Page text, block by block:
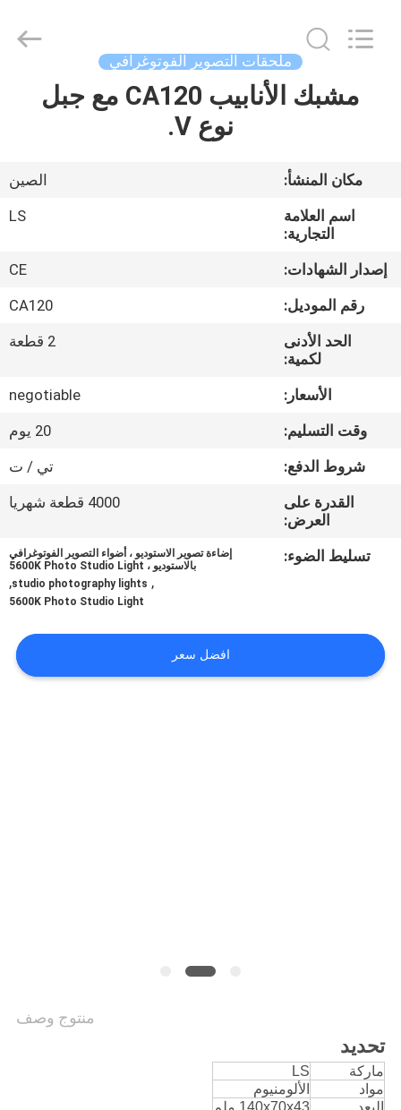
منزل،
منتجات
أشرطة
فيديو
معلومات
المعمل
الجودة
بنا
Television
Equipment
ملحقات التصوير الفوتوغرافي
مشبك الأنابيب CA120 مع جبل
نوع V.
مكان المنشأ:
الصين
اسم العلامة
التجارية:
LS
إصدار الشهادات:
CE
رقم الموديل:
CA120
الحد الأدنى
لكمية:
2 قطعة
الأسعار:
negotiable
وقت التسليم:
20 يوم
شروط الدفع:
تي / ت
القدرة على
العرض:
4000 قطعة شهريا
تسليط الضوء:
إضاءة تصوير الاستوديو ، أضواء التصوير الفوتوغرافي
بالاستوديو ، 5600K Photo Studio Light
,
studio photography lights
,
5600K Photo Studio Light
افضل سعر
منتوج وصف
تحديد
ماركة
LS
مواد
الألومنيوم